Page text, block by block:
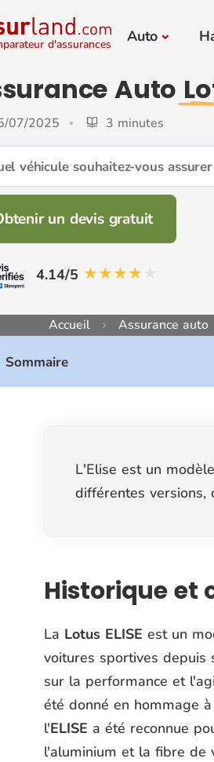
d'assurances Auto
Auto
07/2025 3 minutes
véhicule souhaitez-vous
un devis gratuit
4.14/5
Accueil Assurance auto
Sommaire
L'Elise est un
différentes versions,
Historique et
La Lotus ELISE est un
voitures sportives depuis
sur la performance et
été donné en hommage
l'ELISE a été reconnue
l'aluminium et la fibre de